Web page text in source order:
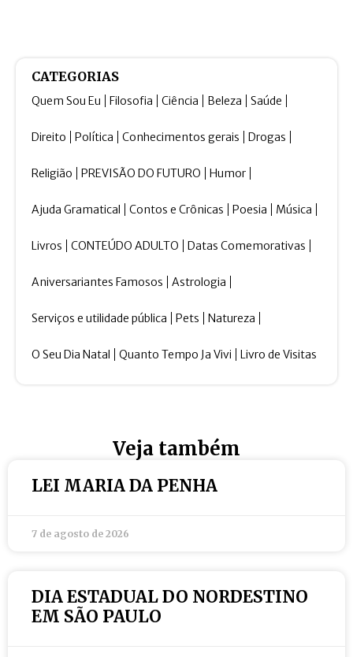
CATEGORIAS
Quem Sou Eu Filosofia Ciência Beleza Saúde
Direito Política Conhecimentos gerais Drogas
Religião PREVISÃO DO FUTURO Humor
Ajuda Gramatical Contos e Crônicas Poesia Música
Livros CONTEÚDO ADULTO Datas Comemorativas
Aniversariantes Famosos Astrologia
Serviços e utilidade pública Pets Natureza
O Seu Dia Natal Quanto Tempo Ja Vivi Livro de Visitas
Veja também
LEI MARIA DA PENHA
7 de agosto de 2026
DIA ESTADUAL DO NORDESTINO
EM SÃO PAULO